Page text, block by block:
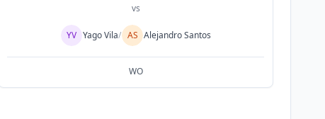
vs
YV Yago Vila/ AS Alejandro Santos
WO